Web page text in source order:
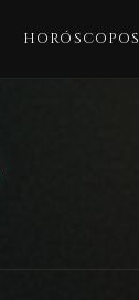
HORÓSCOPOS